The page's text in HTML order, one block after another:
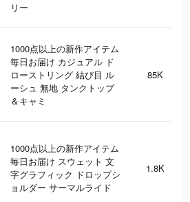
リー
1000点以上の新作アイテム
毎日お届け カジュアル ド
ローストリング 結び目 ル
ーシュ 無地 タンクトップ
＆キャミ
85K
1000点以上の新作アイテム
毎日お届け スウェット 文
字グラフィック ドロップシ
ョルダー サーマルライド
1.8K